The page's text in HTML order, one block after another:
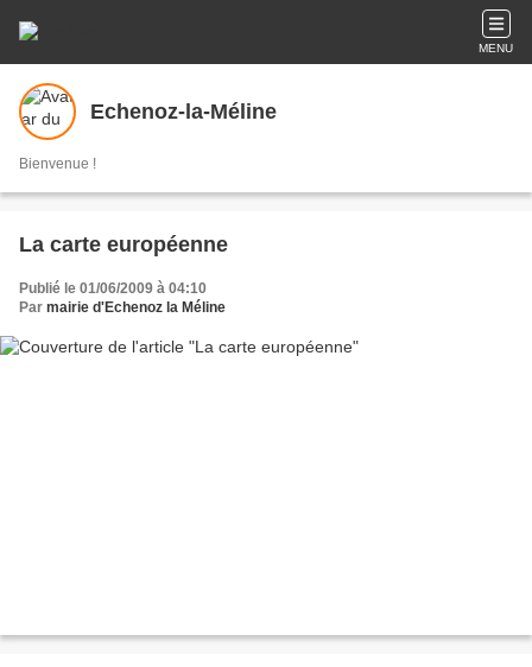
MENU
Echenoz-la-Méline
Bienvenue !
La carte européenne
Publié le 01/06/2009 à 04:10
Par mairie d'Echenoz la Méline